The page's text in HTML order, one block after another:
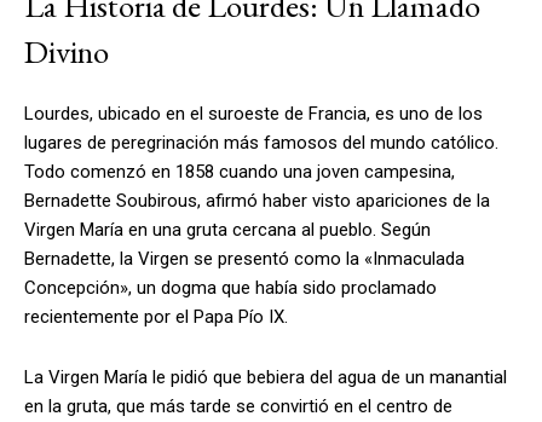
Divino
Lourdes, ubicado en el suroeste de Francia, es uno de los
lugares de peregrinación más famosos del mundo católico.
Todo comenzó en 1858 cuando una joven campesina,
Bernadette Soubirous, afirmó haber visto apariciones de la
Virgen María en una gruta cercana al pueblo. Según
Bernadette, la Virgen se presentó como la «Inmaculada
Concepción», un dogma que había sido proclamado
recientemente por el Papa Pío IX.
La Virgen María le pidió que bebiera del agua de un manantial
en la gruta, que más tarde se convirtió en el centro de